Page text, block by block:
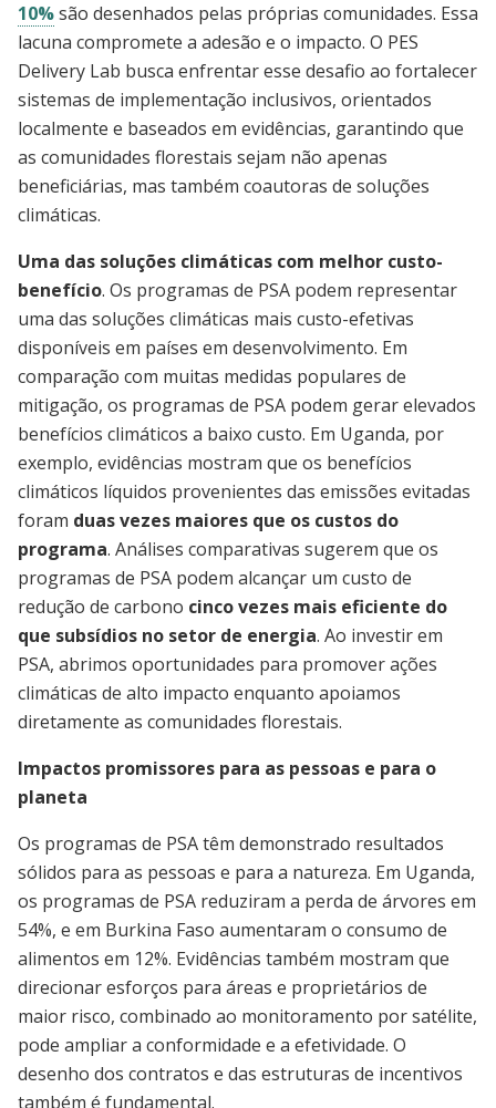
10%são desenhados pelas próprias comunidades. Essa
lacuna compromete a adesão e o impacto. O PES
Delivery Lab busca enfrentar esse desafio ao fortalecer
sistemas de implementação inclusivos, orientados
localmente e baseados em evidências, garantindo que
as comunidades florestais sejam não apenas
beneficiárias, mas também coautoras de soluções
climáticas.
Uma das soluções climáticas com melhor custo-
benefício. Os programas de PSA podem representar
uma das soluções climáticas mais custo-efetivas
disponíveis em países em desenvolvimento. Em
comparação com muitas medidas populares de
mitigação, os programas de PSA podem gerar elevados
benefícios climáticos a baixo custo. Em Uganda, por
exemplo, evidências mostram que os benefícios
climáticos líquidos provenientes das emissões evitadas
foram duas vezes maiores que os custos do
programa. Análises comparativas sugerem que os
programas de PSA podem alcançar um custo de
redução de carbono cinco vezes mais eficiente do
que subsídios no setor de energia. Ao investir em
PSA, abrimos oportunidades para promover ações
climáticas de alto impacto enquanto apoiamos
diretamente as comunidades florestais.
Impactos promissores para as pessoas e para o
planeta
Os programas de PSA têm demonstrado resultados
sólidos para as pessoas e para a natureza. Em Uganda,
os programas de PSA reduziram a perda de árvores em
54%, e em Burkina Faso aumentaram o consumo de
alimentos em 12%. Evidências também mostram que
direcionar esforços para áreas e proprietários de
maior risco, combinado ao monitoramento por satélite,
pode ampliar a conformidade e a efetividade. O
desenho dos contratos e das estruturas de incentivos
também é fundamental.